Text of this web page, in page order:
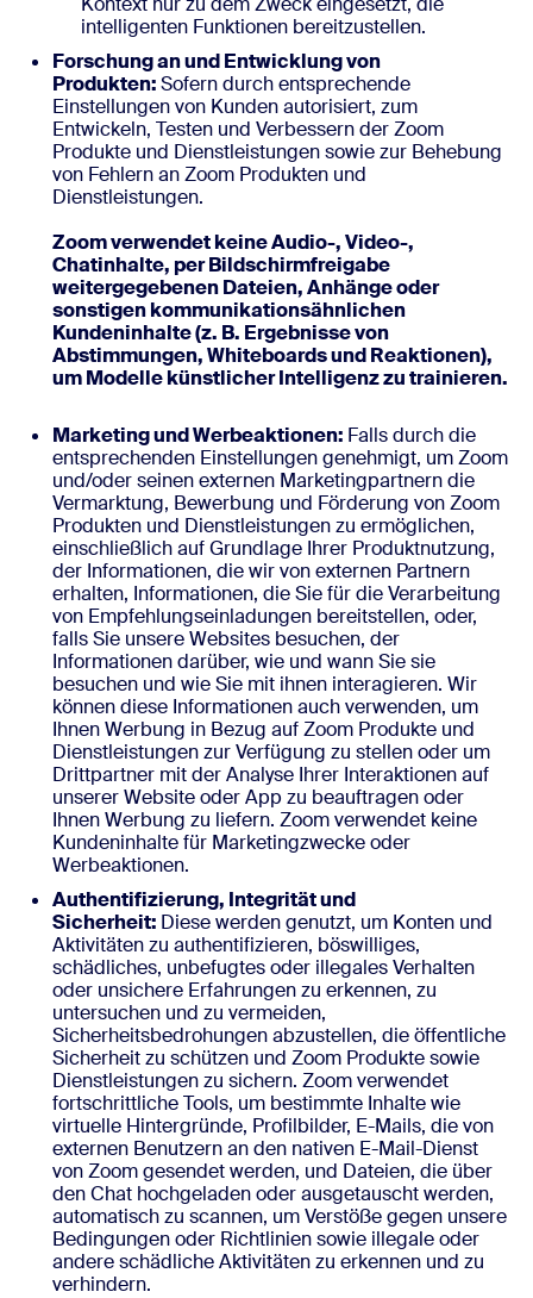
intelligenten Funktionen bereitzustellen.
Forschung an und Entwicklung von
Produkten:Sofern durch entsprechende
Einstellungen von Kunden autorisiert, zum
Entwickeln, Testen und Verbessern der Zoom
Produkte und Dienstleistungen sowie zur Behebung
von Fehlern an Zoom Produkten und
Dienstleistungen.
Zoom verwendet keine Audio-, Video-,
Chatinhalte, per Bildschirmfreigabe
weitergegebenen Dateien, Anhänge oder
sonstigen kommunikationsähnlichen
Kundeninhalte (z. B. Ergebnisse von
Abstimmungen, Whiteboards und Reaktionen),
um Modelle künstlicher Intelligenz zu trainieren.
Marketing und Werbeaktionen: Falls durch die
entsprechenden Einstellungen genehmigt, um Zoom
und/oder seinen externen Marketingpartnern die
Vermarktung, Bewerbung und Förderung von Zoom
Produkten und Dienstleistungen zu ermöglichen,
einschließlich auf Grundlage Ihrer Produktnutzung,
der Informationen, die wir von externen Partnern
erhalten, Informationen, die Sie für die Verarbeitung
von Empfehlungseinladungen bereitstellen, oder,
falls Sie unsere Websites besuchen, der
Informationen darüber, wie und wann Sie sie
besuchen und wie Sie mit ihnen interagieren. Wir
können diese Informationen auch verwenden, um
Ihnen Werbung in Bezug auf Zoom Produkte und
Dienstleistungen zur Verfügung zu stellen oder um
Drittpartner mit der Analyse Ihrer Interaktionen auf
unserer Website oder App zu beauftragen oder
Ihnen Werbung zu liefern. Zoom verwendet keine
Kundeninhalte für Marketingzwecke oder
Werbeaktionen.
Authentifizierung, Integrität und
Sicherheit: Diese werden genutzt, um Konten und
Aktivitäten zu authentifizieren, böswilliges,
schädliches, unbefugtes oder illegales Verhalten
oder unsichere Erfahrungen zu erkennen, zu
untersuchen und zu vermeiden,
Sicherheitsbedrohungen abzustellen, die öffentliche
Sicherheit zu schützen und Zoom Produkte sowie
Dienstleistungen zu sichern. Zoom verwendet
fortschrittliche Tools, um bestimmte Inhalte wie
virtuelle Hintergründe, Profilbilder, E-Mails, die von
externen Benutzern an den nativen E-Mail-Dienst
von Zoom gesendet werden, und Dateien, die über
den Chat hochgeladen oder ausgetauscht werden,
automatisch zu scannen, um Verstöße gegen unsere
Bedingungen oder Richtlinien sowie illegale oder
andere schädliche Aktivitäten zu erkennen und zu
verhindern.